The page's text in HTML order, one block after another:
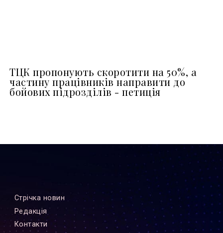
ТЦК пропонують скоротити на 50%, а
частину працівників направити до
бойових підрозділів - петиція
Стрiчка новин
Редакцiя
Контакти